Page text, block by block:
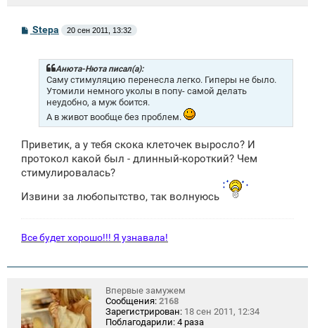
СStepa 20 сен 2011, 13:32
Анюта-Нюта писал(а):
Саму стимуляцию перенесла легко. Гиперы не было.
Утомили немного уколы в попу- самой делать
неудобно, а муж боится.
А в живот вообще без проблем.
Приветик, а у тебя скока клеточек выросло? И
протокол какой был - длинный-короткий? Чем
стимулировалась?
Извини за любопытство, так волнуюсь
Все будет хорошо!!! Я узнавала!
Впервые замужем
Сообщения: 2168
Зарегистрирован: 18 сен 2011, 12:34
Поблагодарили: 4 раза